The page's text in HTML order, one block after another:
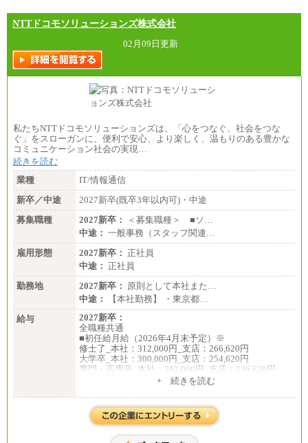
NTTドコモソリューションズ株式会社
02月09日更新
私たちNTTドコモソリューションズは、「心をつなぐ、社会をつな
ぐ」をスローガンに、便利で安心、より楽しく、温もりのある豊かな
コミュニケーション社会の実現…
続きを読む
業種
IT/情報通信
新卒／中途
2027新卒(既卒3年以内可)・中途
募集職種
2027新卒：
＜募集職種＞ ■ソ…
中途： 一般事務（スタッフ関連…
雇用形態
2027新卒： 正社員
中途： 正社員
勤務地
2027新卒： 原則として本社また…
中途：
【本社勤務】 ・東京都…
給与
2027新卒：
全職種共通
■初任給月給（2026年4月末予定）※
修士了_本社：312,000円_支店：266,620円
大学卒_本社：300,000円_支店：254,620円
専門・高専卒_本社：282,000円_支店：236,620円
中途：
月給（本社）：213,030円＋諸手当
月給（支店）：164,920円～189,700円＋諸手当
+ 続きを読む